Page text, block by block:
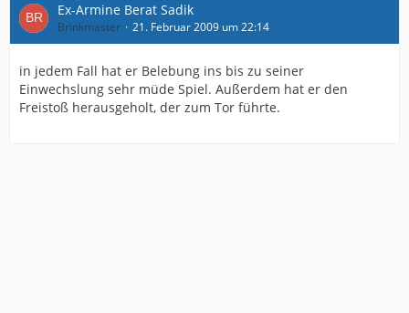
Ex-Armine Berat Sadik
Brinkmaster 21. Februar 2009 um 22:14
in jedem Fall hat er Belebung ins bis zu seiner
Einwechslung sehr müde Spiel. Außerdem hat er den
Freistoß herausgeholt, der zum Tor führte.